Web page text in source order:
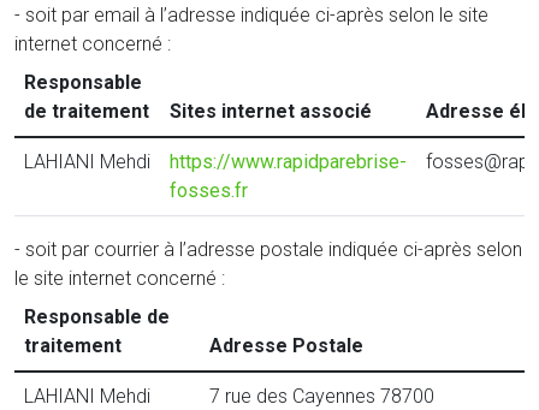
- soit par email à l’adresse indiquée ci-après selon le site
internet concerné :
Responsable
de traitement
Sites internet associé Adresse
LAHIANI Mehdi
https://www.rapidparebrise-
fosses.fr
- soit par courrier à l’adresse postale indiquée ci-après selon
le site internet concerné :
Responsable de
traitement
Adresse Postale
LAHIANI Mehdi
7 rue des Cayennes 78700